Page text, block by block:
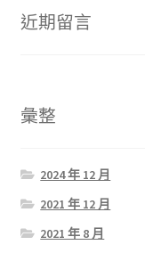
近期留言
彙整
2024 年 12 月
2021 年 12 月
2021 年 8 月